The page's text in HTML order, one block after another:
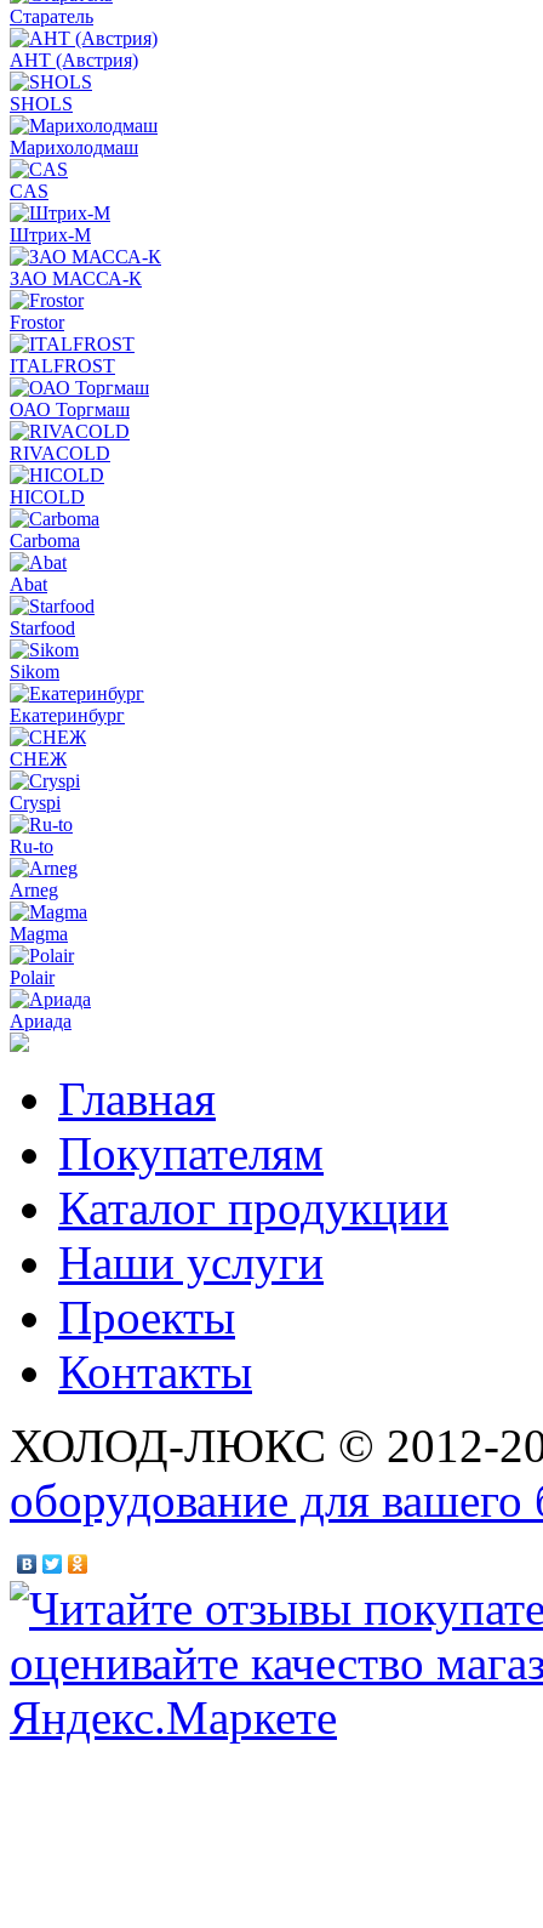
Старатель
АНТ (Австрия)
SHOLS
Марихолодмаш
CAS
Штрих-М
ЗАО МАССА-К
Frostor
ITALFROST
ОАО Торгмаш
RIVACOLD
HICOLD
Carboma
Abat
Starfood
Sikom
Екатеринбург
СНЕЖ
Cryspi
Ru-to
Arneg
Magma
Polair
Ариада
Главная
Покупателям
Каталог продукции
Наши услуги
Проекты
Контакты
ХОЛОД-ЛЮКС © 2012-
оборудование для вашего